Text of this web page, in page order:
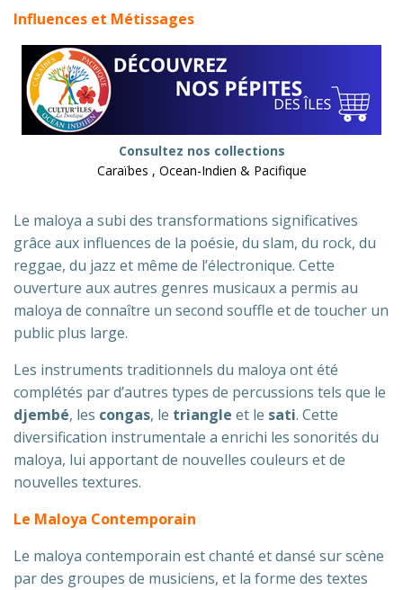
Influences et Métissages
Consultez nos collections
Caraïbes , Ocean-Indien & Pacifique
Le maloya a subi des transformations significatives
grâce aux influences de la poésie, du slam, du rock, du
reggae, du jazz et même de l’électronique. Cette
ouverture aux autres genres musicaux a permis au
maloya de connaître un second souffle et de toucher un
public plus large.
Les instruments traditionnels du maloya ont été
complétés par d’autres types de percussions tels que le
djembé, les congas, le triangle et le sati. Cette
diversification instrumentale a enrichi les sonorités du
maloya, lui apportant de nouvelles couleurs et de
nouvelles textures.
Le Maloya Contemporain
Le maloya contemporain est chanté et dansé sur scène
par des groupes de musiciens, et la forme des textes